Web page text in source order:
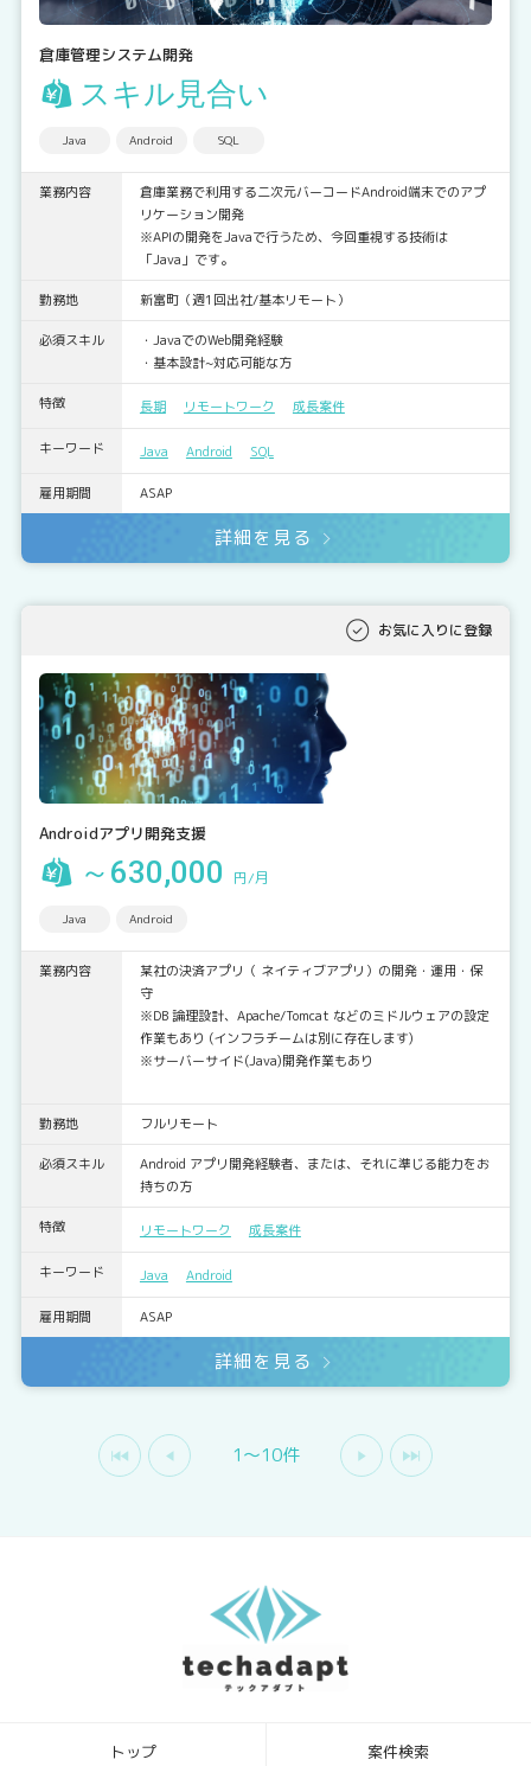
倉庫管理システム開発
スキル見合い
Java Android SQL
業務内容
倉庫業務で利用する二次元バーコードAndroid端末でのアプ
リケーション開発
※APIの開発をJavaで行うため、今回重視する技術は
「Java」です。
勤務地 新富町（週1回出社/基本リモート）
必須スキル
・JavaでのWeb開発経験
・基本設計~対応可能な方
特徴 長期 リモートワーク 成長案件
キーワード Java Android SQL
雇用期間 ASAP
詳細を見る
お気に入りに登録
Androidアプリ開発支援
～630,000 円/月
Java Android
業務内容
某社の決済アプリ（ ネイティブアプリ）の開発・運用・保
守
※DB 論理設計、Apache/Tomcat などのミドルウェアの設定
作業もあり (インフラチームは別に存在します)
※サーバーサイド(Java)開発作業もあり
勤務地 フルリモート
必須スキル
Android アプリ開発経験者、または、それに準じる能力をお
持ちの方
特徴 リモートワーク 成長案件
キーワード Java Android
雇用期間 ASAP
詳細を見る
1〜10件
トップ 案件検索